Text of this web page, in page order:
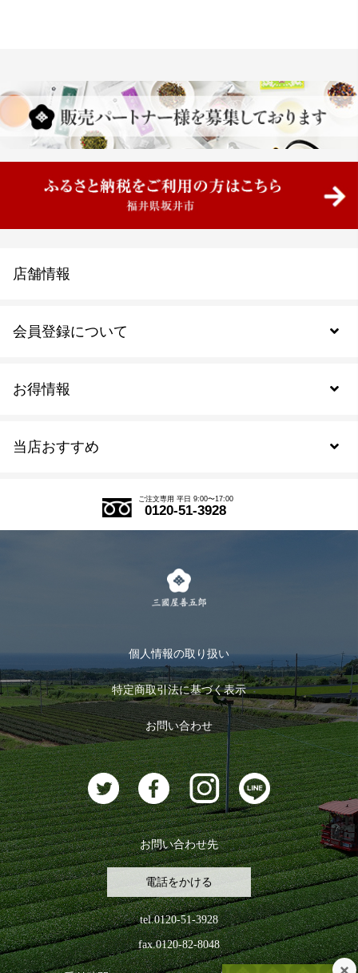
当店おすすめ
式部の香りシリーズ
お茶のギフト
おすすめのお茶
お茶に合うスイーツ
お得情報
会員登録について
会員規約について
ログイン
ログアウト
店舗情報
ご注文専用 平日 9:00〜17:00
0120-51-3928
個人情報の取り扱い
特定商取引法に基づく表示
お問い合わせ
お問い合わせ先
電話をかける
tel.0120-51-3928
fax.0120-82-8048